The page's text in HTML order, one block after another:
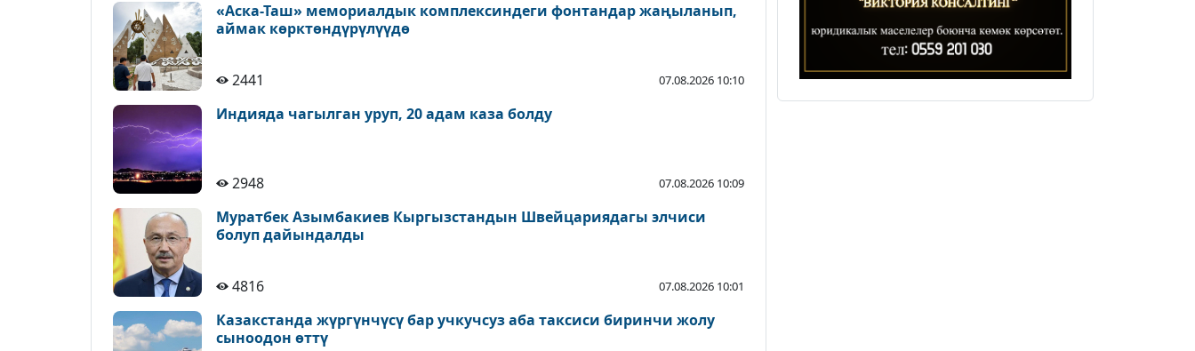
«Аска-Таш» мемориалдык комплексиндеги фонтандар жаңыланып,
аймак көрктөндүрүлүүдө
2441 07.08.2026 10:10
Индияда чагылган уруп, 20 адам каза болду
2948 07.08.2026 10:09
Муратбек Азымбакиев Кыргызстандын Швейцариядагы элчиси
болуп дайындалды
4816 07.08.2026 10:01
Казакстанда жүргүнчүсү бар учкучсуз аба таксиси биринчи жолу
сыноодон өттү